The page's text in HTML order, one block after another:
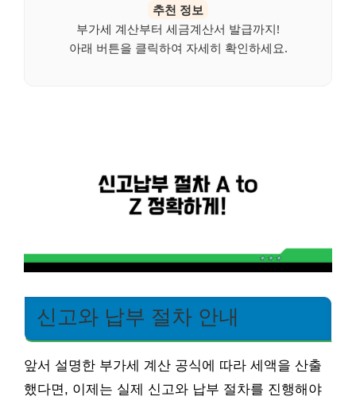
추천 정보
부가세 계산부터 세금계산서 발급까지!
아래 버튼을 클릭하여 자세히 확인하세요.
신고와 납부 절차 안내
앞서 설명한 부가세 계산 공식에 따라 세액을 산출
했다면, 이제는 실제 신고와 납부 절차를 진행해야